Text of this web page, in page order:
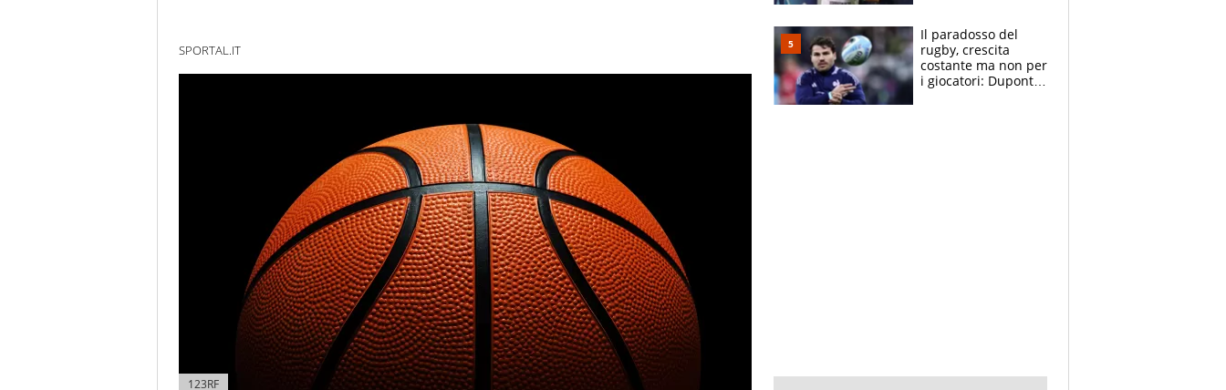
SPORTAL.IT
123RF
prove”
Il paradosso del
rugby, crescita
costante ma non per
i giocatori: Dupont